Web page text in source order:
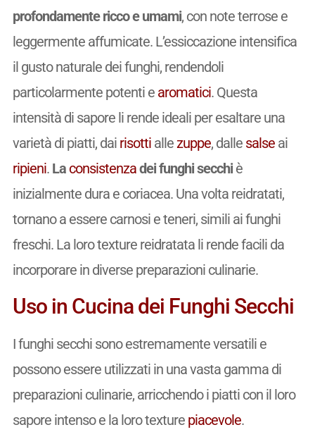
profondamente ricco e umami, con note terrose e
leggermente affumicate. L’essiccazione intensifica
il gusto naturale dei funghi, rendendoli
particolarmente potenti e aromatici. Questa
intensità di sapore li rende ideali per esaltare una
varietà di piatti, dai risottialle zuppe, dalle salseai
ripieni. La consistenzadei funghi secchiè
inizialmente dura e coriacea. Una volta reidratati,
tornano a essere carnosi e teneri, simili ai funghi
freschi. La loro texture reidratata li rende facili da
incorporare in diverse preparazioni culinarie.
Uso in Cucina dei Funghi Secchi
I funghi secchi sono estremamente versatili e
possono essere utilizzati in una vasta gamma di
preparazioni culinarie, arricchendo i piatti con il loro
sapore intenso e la loro texture piacevole.